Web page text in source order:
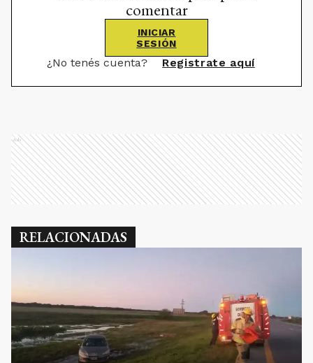
comentar
INICIAR
SESIÓN
¿No tenés cuenta? Registrate aquí
Ads
RELACIONADAS